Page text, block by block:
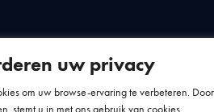
uw privacy
om uw browse-ervaring te verbeteren.
stemt u in met ons gebruik van cookies.
Privacy statement